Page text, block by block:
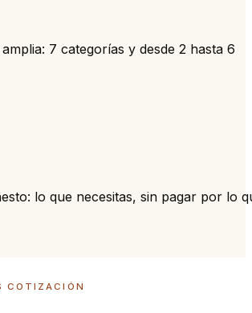
7 categorías y desde 2 hasta 6
lo que necesitas, sin pagar por lo
COTIZACIÓN